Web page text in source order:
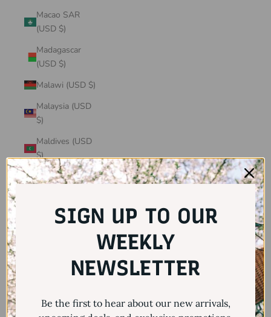
Macao SAR
(USD $)
Madagascar
(USD $)
Malawi (USD $)
Malaysia (USD
$)
Maldives (USD
$)
Mali (USD $)
Martinique
$)
SIGN UP TO OUR
WEEKLY
NEWSLETTER
Be the first to hear about our new arrivals,